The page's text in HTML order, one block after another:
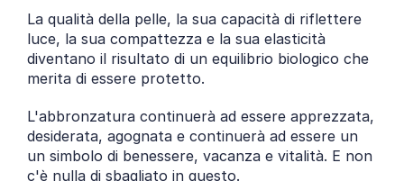
La qualità della pelle, la sua capacità di riflettere
luce, la sua compattezza e la sua elasticità
diventano il risultato di un equilibrio biologico che
merita di essere protetto.
L'abbronzatura continuerà ad essere apprezzata,
desiderata, agognata e continuerà ad essere un
un simbolo di benessere, vacanza e vitalità. E non
c'è nulla di sbagliato in questo.